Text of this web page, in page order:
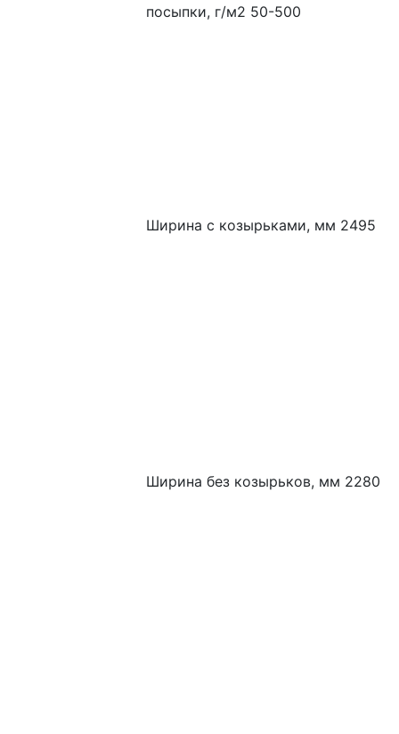
посыпки, г/м2 50-500
Ширина с козырьками, мм 2495
Ширина без козырьков, мм 2280